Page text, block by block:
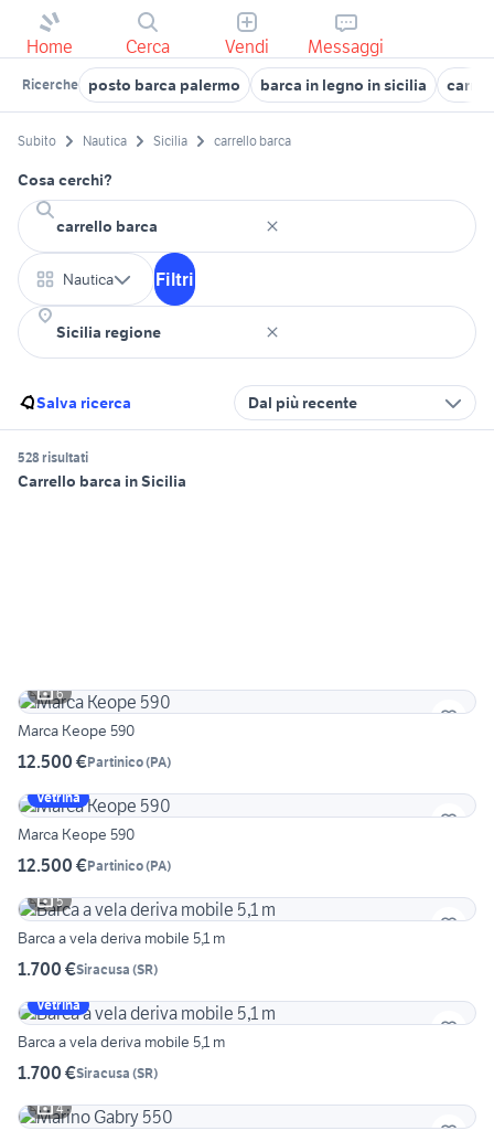
Home Cerca Vendi Messaggi
Ricerche posto barca palermo barca in legno in sicilia
Subito Nautica Sicilia carrello barca
Cosa cerchi?
Nautica Filtri
Salva ricerca Dal più recente
528 risultati
Carrello barca in Sicilia
6
Marca Keope 590
12.500 €Partinico(PA)
Vetrina
Marca Keope 590
12.500 €Partinico(PA)
5
Barca a vela deriva mobile 5,1 m
1.700 €Siracusa (SR)
Vetrina
Barca a vela deriva mobile 5,1 m
1.700 €Siracusa (SR)
4